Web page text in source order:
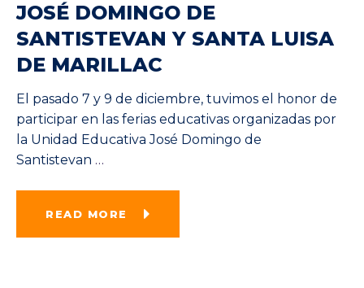
JOSÉ DOMINGO DE
SANTISTEVAN Y SANTA LUISA
DE MARILLAC
El pasado 7 y 9 de diciembre, tuvimos el honor de
participar en las ferias educativas organizadas por
la Unidad Educativa José Domingo de
Santistevan …
READ MORE